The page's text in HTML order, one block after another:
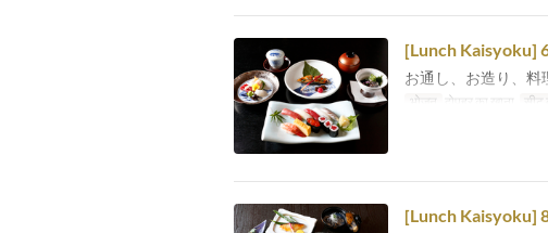
[Lunch Kaisyoku]
お通し、お造り、
भोजन दोपहर का खाना सीट
[Lunch Kaisyoku]